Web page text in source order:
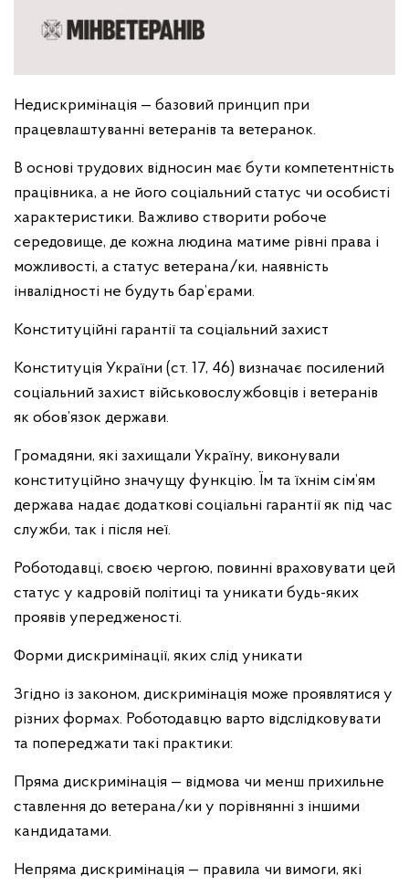
Недискримінація — базовий принцип при
працевлаштуванні ветеранів та ветеранок.
В основі трудових відносин має бути компетентність
працівника, а не його соціальний статус чи особисті
характеристики. Важливо створити робоче
середовище, де кожна людина матиме рівні права і
можливості, а статус ветерана/ки, наявність
інвалідності не будуть бар’єрами.
Конституційні гарантії та соціальний захист
Конституція України (ст. 17, 46) визначає посилений
соціальний захист військовослужбовців і ветеранів
як обов’язок держави.
Громадяни, які захищали Україну, виконували
конституційно значущу функцію. Їм та їхнім сім’ям
держава надає додаткові соціальні гарантії як під час
служби, так і після неї.
Роботодавці, своєю чергою, повинні враховувати цей
статус у кадровій політиці та уникати будь-яких
проявів упередженості.
Форми дискримінації, яких слід уникати
Згідно із законом, дискримінація може проявлятися у
різних формах. Роботодавцю варто відслідковувати
та попереджати такі практики:
Пряма дискримінація — відмова чи менш прихильне
ставлення до ветерана/ки у порівнянні з іншими
кандидатами.
Непряма дискримінація — правила чи вимоги, які